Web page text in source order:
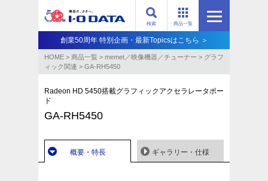
商品一覧
検索
創業50周年 特別企画・最新Topicsはこちら ＞
HOME > 商品一覧 > memet／映像機器／チューナー > グラフ
ィック関連 > GA-RH5450
Radeon HD 5450搭載グラフィックアクセラレータボー
ド
GA-RH5450
概要・特長 ギャラリー・仕様